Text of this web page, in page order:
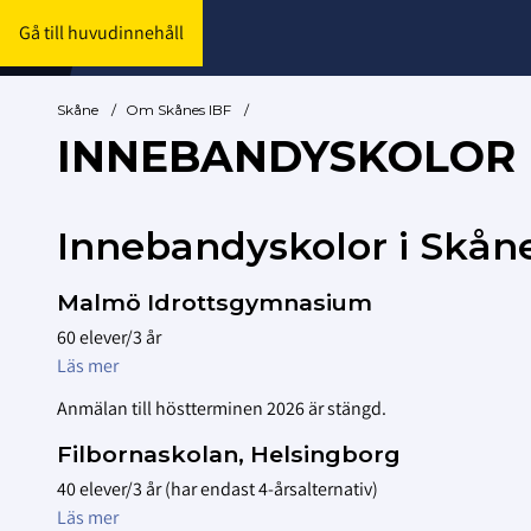
Gå till huvudinnehåll
Skåne / Om Skånes IBF /
INNEBANDYSKOLOR
Innebandyskolor i
Malmö Idrottsgymnasium
60 elever/3 år
Läs mer
Anmälan till höstterminen 2026 är stängd.
Filbornaskolan, Helsingborg
40 elever/3 år (har endast 4-årsalternativ)
Läs mer